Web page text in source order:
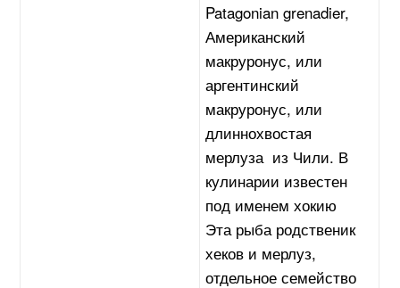
Patagonian grenadier,
Американский
макруронус, или
аргентинский
макруронус, или
длиннохвостая
мерлуза из Чили. В
кулинарии известен
под именем хокию
Эта рыба родственик
хеков и мерлуз,
отдельное семейство